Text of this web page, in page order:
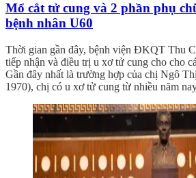
Mổ cắt tử cung và 2 phần phụ
bệnh nhân U60
Thời gian gần đây, bệnh viện ĐKQT Thu
tiếp nhận và điều trị u xơ tử cung cho cho
Gần đây nhất là trường hợp của chị Ngô
1970), chị có u xơ tử cung từ nhiều năm